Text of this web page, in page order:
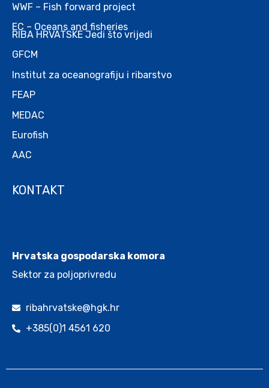
WWF – Fish forward project
EC – Oceans and fisheries
RIBA HRVATSKE Jedi što vrijedi
GFCM
Institut za oceanografiju i ribarstvo
FEAP
MEDAC
Eurofish
AAC
KONTAKT
Hrvatska gospodarska komora
Sektor za poljoprivredu
ribahrvatske@hgk.hr
+385(0)1 4561 620